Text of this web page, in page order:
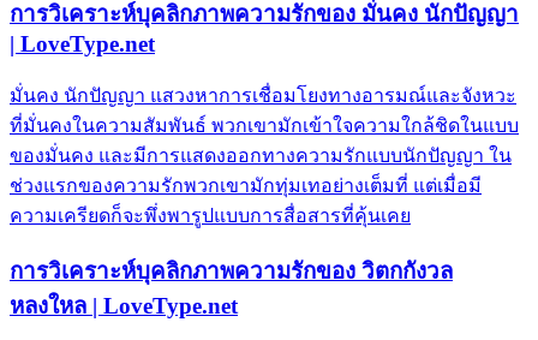
การวิเคราะห์บุคลิกภาพความรักของ มั่นคง นักปัญญา
| LoveType.net
มั่นคง นักปัญญา แสวงหาการเชื่อมโยงทางอารมณ์และจังหวะ
ที่มั่นคงในความสัมพันธ์ พวกเขามักเข้าใจความใกล้ชิดในแบบ
ของมั่นคง และมีการแสดงออกทางความรักแบบนักปัญญา ใน
ช่วงแรกของความรักพวกเขามักทุ่มเทอย่างเต็มที่ แต่เมื่อมี
ความเครียดก็จะพึ่งพารูปแบบการสื่อสารที่คุ้นเคย
การวิเคราะห์บุคลิกภาพความรักของ วิตกกังวล
หลงใหล | LoveType.net